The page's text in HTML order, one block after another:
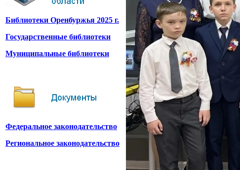
Библиотеки Оренбуржья 2025 г.
Государственные библиотеки
Муниципальные библиотеки
Федеральное законодательство
Региональное законодательство